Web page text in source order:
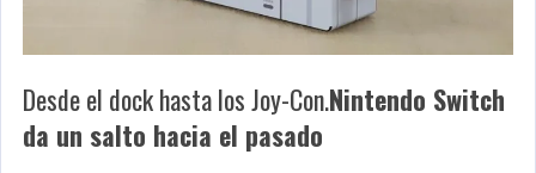
Desde el dock hasta los Joy-Con.Nintendo Switch
da un salto hacia el pasado